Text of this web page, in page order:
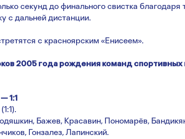
секунд до финального свистка благодаря
с дальней дистанции.
с красноярским «Енисеем».
2005 года рождения команд
1:1
Бажев, Красавин, Пономарёв,
Гонзалез, Лапинский.